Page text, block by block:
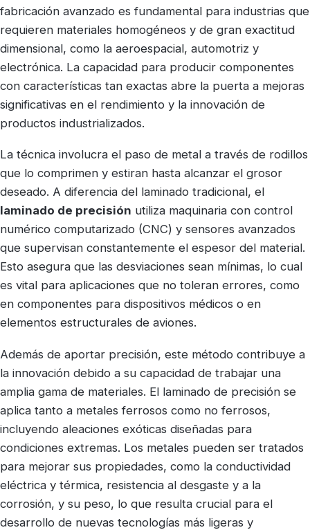
fabricación avanzado es fundamental para industrias que
requieren materiales homogéneos y de gran exactitud
dimensional, como la aeroespacial, automotriz y
electrónica. La capacidad para producir componentes
con características tan exactas abre la puerta a mejoras
significativas en el rendimiento y la innovación de
productos industrializados.
La técnica involucra el paso de metal a través de rodillos
que lo comprimen y estiran hasta alcanzar el grosor
deseado. A diferencia del laminado tradicional, el
laminado de precisión utiliza maquinaria con control
numérico computarizado (CNC) y sensores avanzados
que supervisan constantemente el espesor del material.
Esto asegura que las desviaciones sean mínimas, lo cual
es vital para aplicaciones que no toleran errores, como
en componentes para dispositivos médicos o en
elementos estructurales de aviones.
Además de aportar precisión, este método contribuye a
la innovación debido a su capacidad de trabajar una
amplia gama de materiales. El laminado de precisión se
aplica tanto a metales ferrosos como no ferrosos,
incluyendo aleaciones exóticas diseñadas para
condiciones extremas. Los metales pueden ser tratados
para mejorar sus propiedades, como la conductividad
eléctrica y térmica, resistencia al desgaste y a la
corrosión, y su peso, lo que resulta crucial para el
desarrollo de nuevas tecnologías más ligeras y